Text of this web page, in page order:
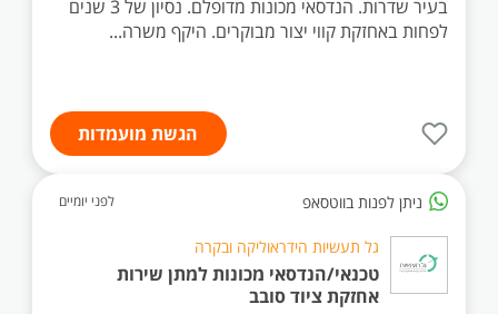
בעיר שדרות. הנדסאי מכונות מדופלם. נסיון של 3 שנים
לפחות באחזקת קווי יצור מבוקרים. היקף משרה...
הגשת מועמדות
ניתן לפנות בווטסאפ לפני יומיים
גל תעשיות הידראוליקה ובקרה
טכנאי/הנדסאי מכונות למתן שירות
אחזקת ציוד סובב